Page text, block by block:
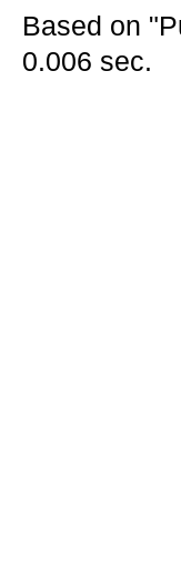
Based on
0.006 sec.